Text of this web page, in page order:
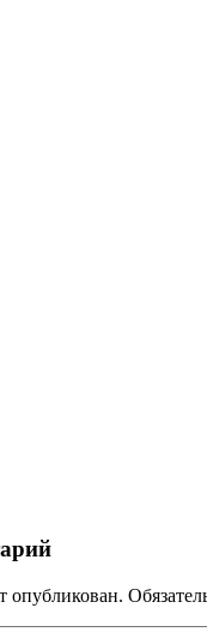
опубликован.